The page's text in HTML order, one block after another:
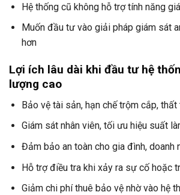
Hệ thống cũ không hỗ trợ tính năng
Muốn đầu tư vào giải pháp giám sát
hơn
Lợi ích lâu dài khi đầu tư hệ
lượng cao
Bảo vệ tài sản, hạn chế trộm cắp, thất
Giám sát nhân viên, tối ưu hiệu suất
Đảm bảo an toàn cho gia đình, doanh
Hỗ trợ điều tra khi xảy ra sự cố hoặc
Giảm chi phí thuê bảo vệ nhờ vào hệ